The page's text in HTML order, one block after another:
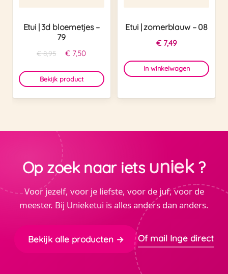
Etui | 3d bloemetjes –
79
€8,95
Oorspronkelijke
was:
€ 7,50Huidige
Bekijk product
Etui | zomerblauw – 08
€7,49
In winkelwagen
Op zoek naar iets uniek?
Voor jezelf, voor je liefste, voor de juf, voor de
meester. Bij Unieketui is alles anders dan anders.
Bekijk alle producten → Of mail Inge direct